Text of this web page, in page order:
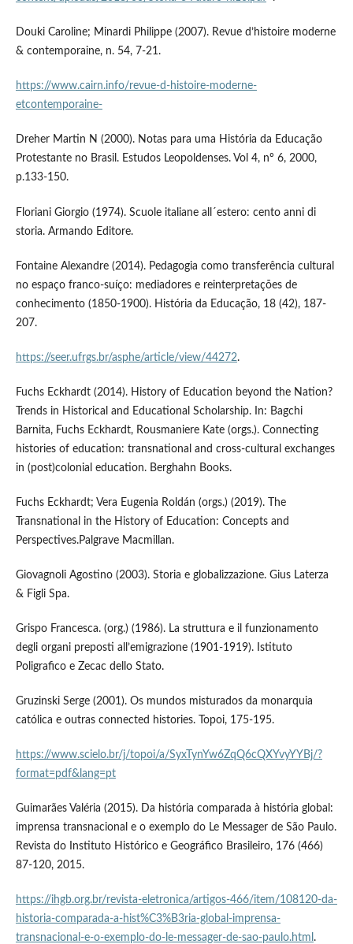
Douki Caroline; Minardi Philippe (2007). Revue d’histoire moderne
& contemporaine, n. 54, 7-21.
https://www.cairn.info/revue-d-histoire-moderne-
etcontemporaine-
Dreher Martin N (2000). Notas para uma História da Educação
Protestante no Brasil. Estudos Leopoldenses. Vol 4, nº 6, 2000,
p.133-150.
Floriani Giorgio (1974). Scuole italiane all´estero: cento anni di
storia. Armando Editore.
Fontaine Alexandre (2014). Pedagogia como transferência cultural
no espaço franco-suíço: mediadores e reinterpretações de
conhecimento (1850-1900). História da Educação, 18 (42), 187-
207.
https://seer.ufrgs.br/asphe/article/view/44272.
Fuchs Eckhardt (2014). History of Education beyond the Nation?
Trends in Historical and Educational Scholarship. In: Bagchi
Barnita, Fuchs Eckhardt, Rousmaniere Kate (orgs.). Connecting
histories of education: transnational and cross-cultural exchanges
in (post)colonial education. Berghahn Books.
Fuchs Eckhardt; Vera Eugenia Roldán (orgs.) (2019). The
Transnational in the History of Education: Concepts and
Perspectives.Palgrave Macmillan.
Giovagnoli Agostino (2003). Storia e globalizzazione. Gius Laterza
& Figli Spa.
Grispo Francesca. (org.) (1986). La struttura e il funzionamento
degli organi preposti all’emigrazione (1901-1919). Istituto
Poligrafico e Zecac dello Stato.
Gruzinski Serge (2001). Os mundos misturados da monarquia
católica e outras connected histories. Topoi, 175-195.
https://www.scielo.br/j/topoi/a/SyxTynYw6ZqQ6cQXYvyYYBj/?
format=pdf&lang=pt
Guimarães Valéria (2015). Da história comparada à história global:
imprensa transnacional e o exemplo do Le Messager de São Paulo.
Revista do Instituto Histórico e Geográfico Brasileiro, 176 (466)
87-120, 2015.
https://ihgb.org.br/revista-eletronica/artigos-466/item/108120-da-
historia-comparada-a-hist%C3%B3ria-global-imprensa-
transnacional-e-o-exemplo-do-le-messager-de-sao-paulo.html .